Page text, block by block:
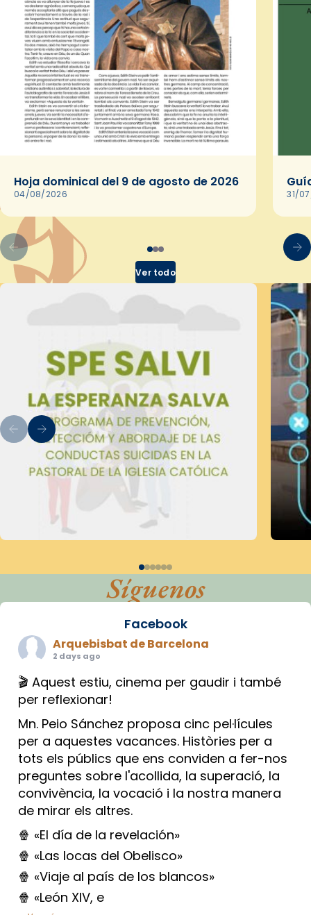
Hoja dominical del 9 de agosto de 2026
04/08/2026 31/
Ver todo
Síguenos
Facebook
Arquebisbat de Barcelona
2 days ago
🎬 Aquest estiu, cinema per gaudir i també
per reflexionar!
Mn. Peio Sánchez proposa cinc pel·lícules
per a aquestes vacances. Històries per a
tots els públics que ens conviden a fer-nos
preguntes sobre l'acollida, la superació, la
convivència, la vocació i la nostra manera
de mirar els altres.
🍿 «El día de la revelación»
🍿 «Las locas del Obelisco»
🍿 «Viaje al país de los blancos»
🍿 «León XIV, e